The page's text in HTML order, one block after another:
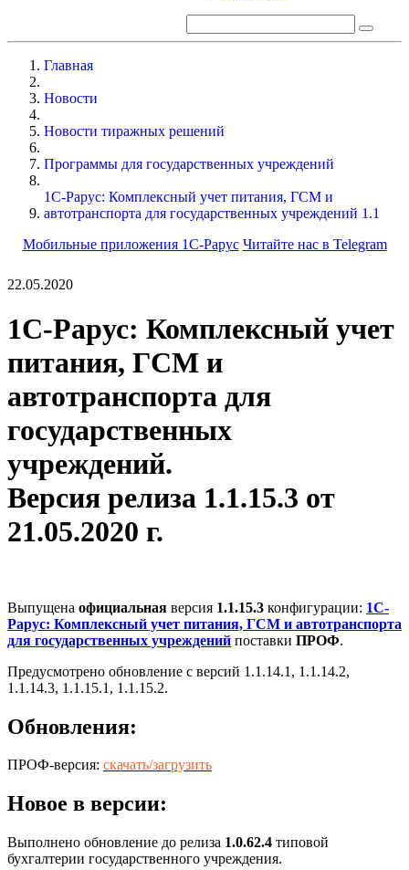
Главная
Новости
Новости тиражных решений
Программы для государственных учреждений
1С-Рарус: Комплексный учет питания, ГСМ и
автотранспорта для государственных учреждений 1.1
Мобильные приложения 1С-Рарус Читайте нас в Telegram
22.05.2020
1С-Рарус: Комплексный учет
питания, ГСМ и
автотранспорта для
государственных
учреждений.
Версия релиза 1.1.15.3 от
21.05.2020 г.
Выпущена официальная версия 1.1.15.3 конфигурации: 1С-
Рарус: Комплексный учет питания, ГСМ и автотранспорта
для государственных учреждений поставки ПРОФ.
Предусмотрено обновление с версий 1.1.14.1, 1.1.14.2,
1.1.14.3, 1.1.15.1, 1.1.15.2.
Обновления:
ПРОФ-версия: скачать/загрузить
Новое в версии:
Выполнено обновление до релиза 1.0.62.4 типовой
бухгалтерии государственного учреждения.